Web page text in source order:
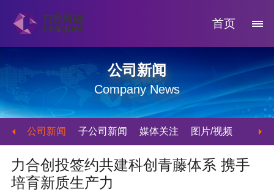
首页
公司新闻
Company News
公司新闻 子公司新闻 媒体关注 图片/视频
力合创投签约共建科创青藤体系 携手
培育新质生产力